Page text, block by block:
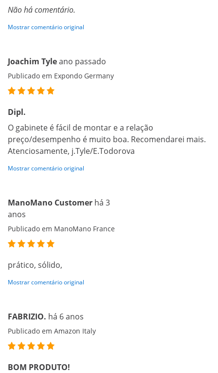
Não há comentário.
Mostrar comentário original
Joachim Tyleano passado
Publicado em Expondo Germany
Dipl.
O gabinete é fácil de montar e a relação
preço/desempenho é muito boa. Recomendarei mais.
Atenciosamente, j.Tyle/E.Todorova
Mostrar comentário original
ManoMano Customer há 3
anos
Publicado em ManoMano France
prático, sólido,
Mostrar comentário original
FABRIZIO. há 6 anos
Publicado em Amazon Italy
BOM PRODUTO!